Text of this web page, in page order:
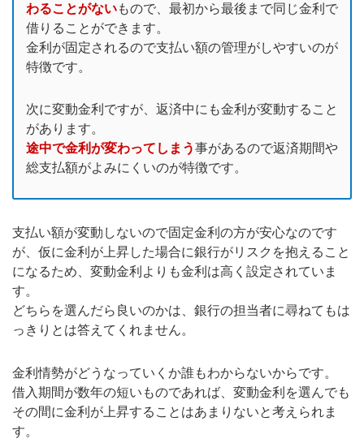
わることがないもので、最初から最後まで同じ金利で
借りることができます。
金利が固定されるので支払い額の管理がしやすいのが
特徴です。
次に変動金利ですが、返済中にも金利が変動すること
があります。
途中で金利が変わってしまう事があるので返済期間や
総支払額がよみにくいのが特徴です。
支払い額が変動しないので固定金利の方が安心なのです
が、仮に金利が上昇した場合に銀行がリスクを抱えること
になるため、変動金利よりも金利は高く設定されていま
す。
どちらを選んだら良いのかは、銀行の担当者に尋ねてもは
っきりとは答えてくれません。
金利情勢がどうなっていくか誰もわからないからです。
借入期間が数年の短いものであれば、変動金利を選んでも
その間に金利が上昇することはあまりないと考えられま
す。